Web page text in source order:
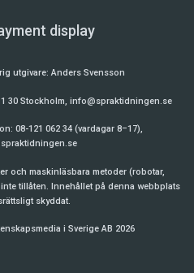
utgivare:Anders Svensson
30 Stockholm, info@spraktidningen.se
08-121 062 34 (vardagar 8–17),
och maskinläsbara metoder (robotar,
tillåten. Innehållet på denna webbplats
skyddat.
i Sverige AB 2026